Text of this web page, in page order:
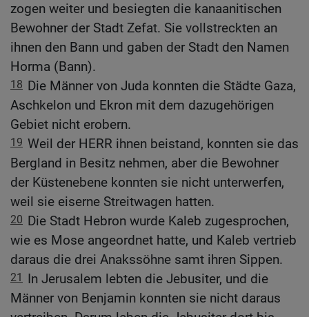
zogen weiter und besiegten die kanaanitischen
Bewohner der Stadt Zefat. Sie vollstreckten an
ihnen den Bann und gaben der Stadt den Namen
Horma (Bann).
18 Die Männer von Juda konnten die Städte Gaza,
Aschkelon und Ekron mit dem dazugehörigen
Gebiet nicht erobern.
19 Weil der HERR ihnen beistand, konnten sie das
Bergland in Besitz nehmen, aber die Bewohner
der Küstenebene konnten sie nicht unterwerfen,
weil sie eiserne Streitwagen hatten.
20 Die Stadt Hebron wurde Kaleb zugesprochen,
wie es Mose angeordnet hatte, und Kaleb vertrieb
daraus die drei Anakssöhne samt ihren Sippen.
21
In Jerusalem lebten die Jebusiter, und die
Männer von Benjamin konnten sie nicht daraus